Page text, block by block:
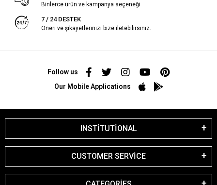
Binlerce ürün ve kampanya seçeneği
7 / 24 DESTEK
Öneri ve şikayetlerinizi bize iletebilirsiniz.
Follow us
Our Mobile Applications
INSTİTUTİONAL
CUSTOMER SERVİCE